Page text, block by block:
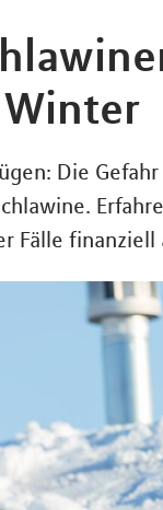
Die
Fälle finanziell